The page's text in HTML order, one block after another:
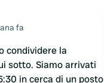
fa
condividere la
sotto. Siamo arrivati
in cerca di un posto